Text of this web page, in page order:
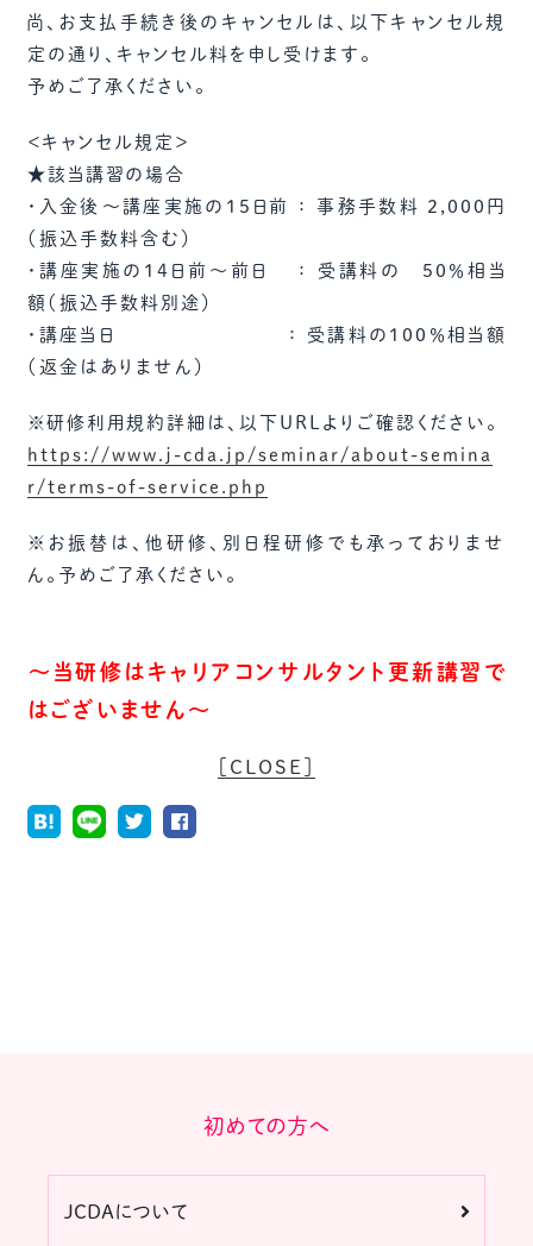
尚、お支払手続き後のキャンセルは、以下キャンセル規
定の通り、キャンセル料を申し受けます。
予めご了承ください。
＜キャンセル規定＞
★該当講習の場合
・入金後～講座実施の15日前 ： 事務手数料 2,000円
（振込手数料含む）
・講座実施の14日前～前日 ： 受講料の 50％相当
額（振込手数料別途）
・講座当日 ： 受講料の100％相当額
（返金はありません）
※研修利用規約詳細は、以下URLよりご確認ください。
https://www.j-cda.jp/seminar/about-semina
r/terms-of-service.php
※お振替は、他研修、別日程研修でも承っておりませ
ん。予めご了承ください。
～当研修はキャリアコンサルタント更新講習で
はございません～
［CLOSE］
初めての方へ
JCDAについて